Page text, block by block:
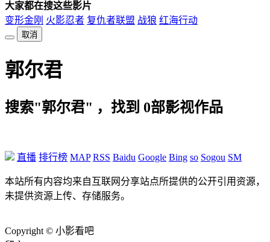
大家都在搜这些影片
变形金刚 火影忍者 复仇者联盟 战狼 红海行动
取消
郭尔君
搜索"郭尔君" ，找到 0部影视作品
直播 排行榜 MAP RSS Baidu Google Bing so Sogou SM
本站所有内容均来自互联网分享站点所提供的公开引用资源，
未提供资源上传、存储服务。
Copyright © 小影看吧